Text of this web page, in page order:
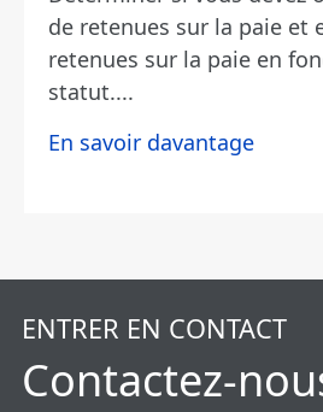
de retenues sur la paie et
retenues sur la paie en
statut....
En savoir davantage
ENTRER EN CONTACT
Contactez-